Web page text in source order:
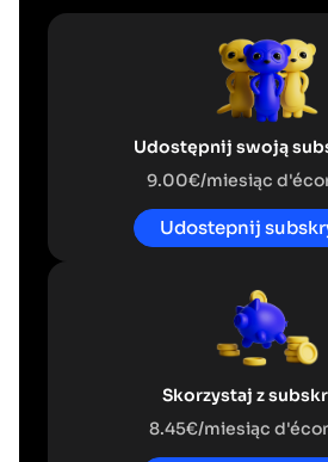
Udostępnij swoją
9.00€/miesiąc
Udostepnij
Skorzystaj z
8.45€/miesiąc